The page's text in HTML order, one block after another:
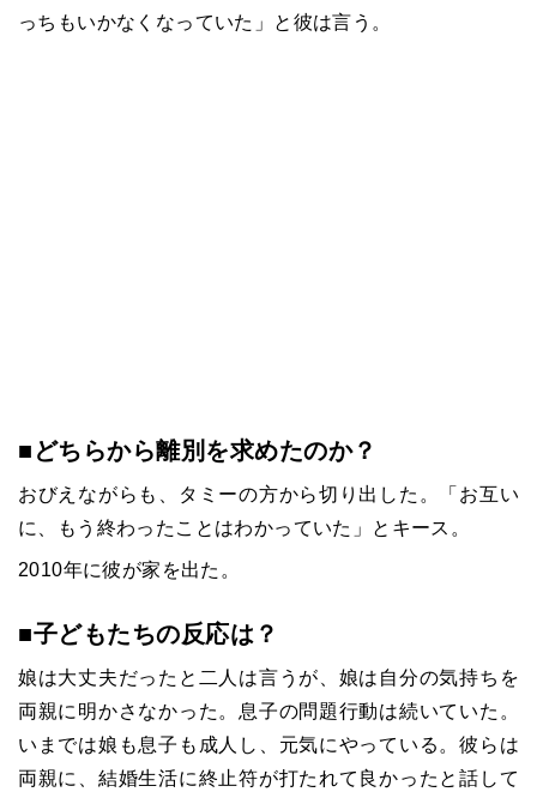
っちもいかなくなっていた」と彼は言う。
■どちらから離別を求めたのか？
おびえながらも、タミーの方から切り出した。「お互い
に、もう終わったことはわかっていた」とキース。
2010年に彼が家を出た。
■子どもたちの反応は？
娘は大丈夫だったと二人は言うが、娘は自分の気持ちを
両親に明かさなかった。息子の問題行動は続いていた。
いまでは娘も息子も成人し、元気にやっている。彼らは
両親に、結婚生活に終止符が打たれて良かったと話して